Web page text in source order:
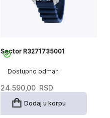
Dostupno odmah
Sector R3271735001
24.590,00 RSD
Dodaj u korpu